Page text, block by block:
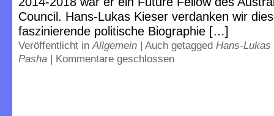
Council. Hans-Lukas Kieser verdanken wir
faszinierende politische Biographie […]
Veröffentlicht inAllgemein | Auch getagged Hans-Lukas
Pasha | Kommentare geschlossen